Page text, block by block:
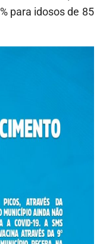
para idosos de 85